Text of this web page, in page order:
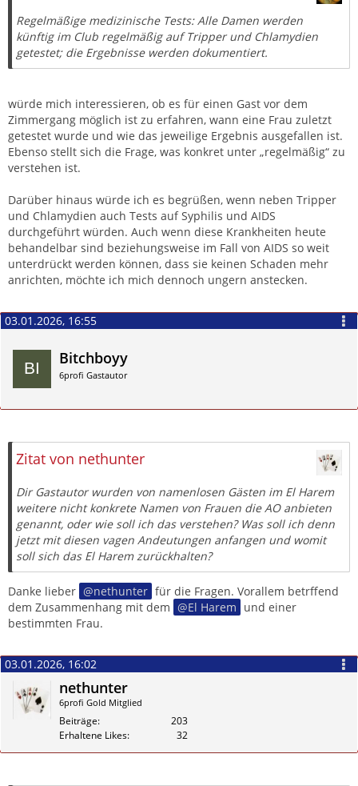
Regelmäßige medizinische Tests: Alle Damen werden
künftig im Club regelmäßig auf Tripper und Chlamydien
getestet; die Ergebnisse werden dokumentiert.
würde mich interessieren, ob es für einen Gast vor dem
Zimmergang möglich ist zu erfahren, wann eine Frau zuletzt
getestet wurde und wie das jeweilige Ergebnis ausgefallen ist.
Ebenso stellt sich die Frage, was konkret unter „regelmäßig“ zu
verstehen ist.
Darüber hinaus würde ich es begrüßen, wenn neben Tripper
und Chlamydien auch Tests auf Syphilis und AIDS
durchgeführt würden. Auch wenn diese Krankheiten heute
behandelbar sind beziehungsweise im Fall von AIDS so weit
unterdrückt werden können, dass sie keinen Schaden mehr
anrichten, möchte ich mich dennoch ungern anstecken.
03.01.2026, 16:55
Bitchboyy
6profi Gastautor
Zitat von nethunter
Dir Gastautor wurden von namenlosen Gästen im El Harem
weitere nicht konkrete Namen von Frauen die AO anbieten
genannt, oder wie soll ich das verstehen? Was soll ich denn
jetzt mit diesen vagen Andeutungen anfangen und womit
soll sich das El Harem zurückhalten?
Danke lieber nethunter für die Fragen. Vorallem betrffend
dem Zusammenhang mit dem
El Harem und einer
bestimmten Frau.
Zitieren
03.01.2026, 16:02
nethunter
6profi Gold Mitglied
Beiträge
203
Erhaltene Likes
32